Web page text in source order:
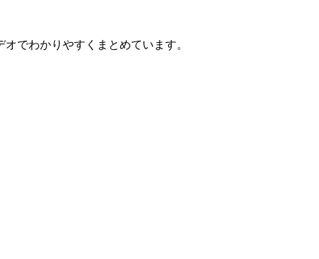
でわかりやすくまとめています。